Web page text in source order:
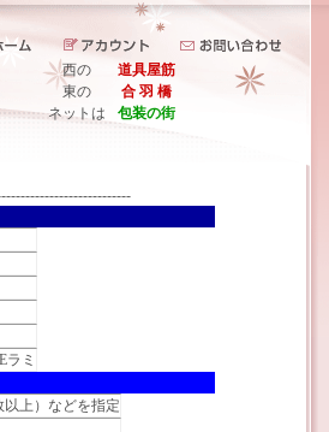
西の
道具屋筋
東の
合 羽 橋
ネットは
包装の街
ラミ
上）などを指定